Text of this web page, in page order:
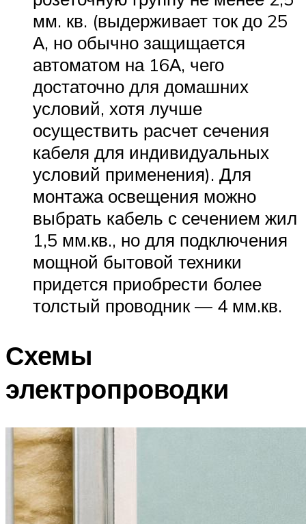
мм. кв. (выдерживает ток до 25
А, но обычно защищается
автоматом на 16А, чего
достаточно для домашних
условий, хотя лучше
осуществить расчет сечения
кабеля для индивидуальных
условий применения). Для
монтажа освещения можно
выбрать кабель с сечением жил
1,5 мм.кв., но для подключения
мощной бытовой техники
придется приобрести более
толстый проводник — 4 мм.кв.
Схемы
электропроводки